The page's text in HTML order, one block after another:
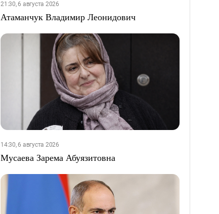
21:30, 6 августа 2026
Атаманчук Владимир Леонидович
14:30, 6 августа 2026
Мусаева Зарема Абуязитовна